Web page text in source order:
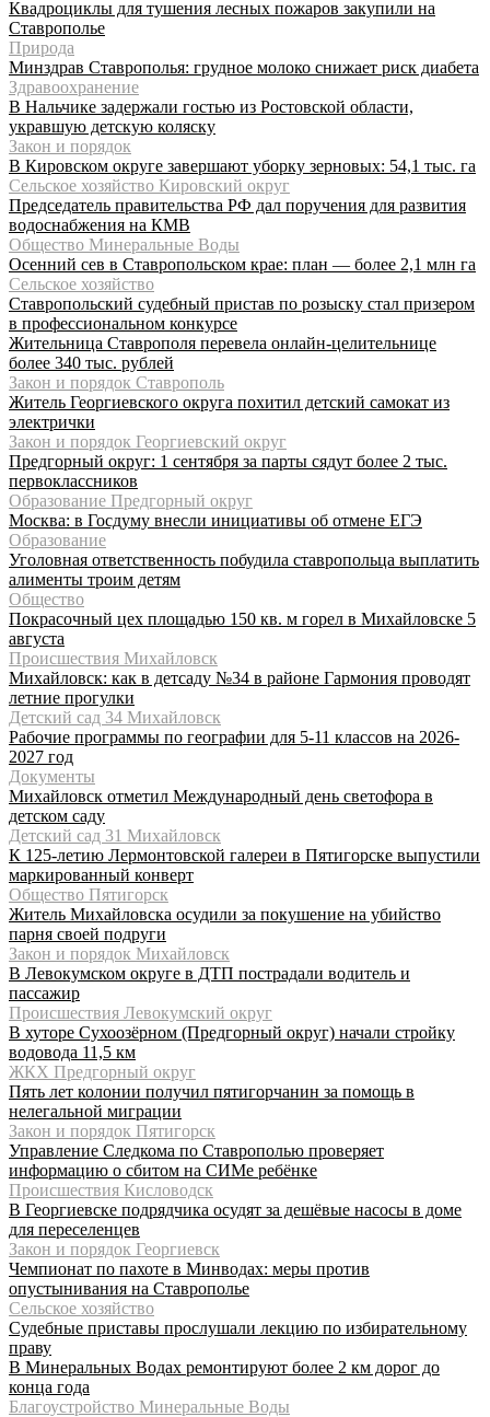
Квадроциклы для тушения лесных пожаров закупили на
Ставрополье
Природа
Минздрав Ставрополья: грудное молоко снижает риск диабета
Здравоохранение
В Нальчике задержали гостью из Ростовской области,
укравшую детскую коляску
Закон и порядок
В Кировском округе завершают уборку зерновых: 54,1 тыс. га
Сельское хозяйство Кировский округ
Председатель правительства РФ дал поручения для развития
водоснабжения на КМВ
Общество Минеральные Воды
Осенний сев в Ставропольском крае: план — более 2,1 млн га
Сельское хозяйство
Ставропольский судебный пристав по розыску стал призером
в профессиональном конкурсе
Жительница Ставрополя перевела онлайн-целительнице
более 340 тыс. рублей
Закон и порядок Ставрополь
Житель Георгиевского округа похитил детский самокат из
электрички
Закон и порядок Георгиевский округ
Предгорный округ: 1 сентября за парты сядут более 2 тыс.
первоклассников
Образование Предгорный округ
Москва: в Госдуму внесли инициативы об отмене ЕГЭ
Образование
Уголовная ответственность побудила ставропольца выплатить
алименты троим детям
Общество
Покрасочный цех площадью 150 кв. м горел в Михайловске 5
августа
Происшествия Михайловск
Михайловск: как в детсаду №34 в районе Гармония проводят
летние прогулки
Детский сад 34 Михайловск
Рабочие программы по географии для 5-11 классов на 2026-
2027 год
Документы
Михайловск отметил Международный день светофора в
детском саду
Детский сад 31 Михайловск
К 125-летию Лермонтовской галереи в Пятигорске выпустили
маркированный конверт
Общество Пятигорск
Житель Михайловска осудили за покушение на убийство
парня своей подруги
Закон и порядок Михайловск
В Левокумском округе в ДТП пострадали водитель и
пассажир
Происшествия Левокумский округ
В хуторе Сухоозёрном (Предгорный округ) начали стройку
водовода 11,5 км
ЖКХ Предгорный округ
Пять лет колонии получил пятигорчанин за помощь в
нелегальной миграции
Закон и порядок Пятигорск
Управление Следкома по Ставрополью проверяет
информацию о сбитом на СИМе ребёнке
Происшествия Кисловодск
В Георгиевске подрядчика осудят за дешёвые насосы в доме
для переселенцев
Закон и порядок Георгиевск
Чемпионат по пахоте в Минводах: меры против
опустынивания на Ставрополье
Сельское хозяйство
Судебные приставы прослушали лекцию по избирательному
праву
В Минеральных Водах ремонтируют более 2 км дорог до
конца года
Благоустройство Минеральные Воды